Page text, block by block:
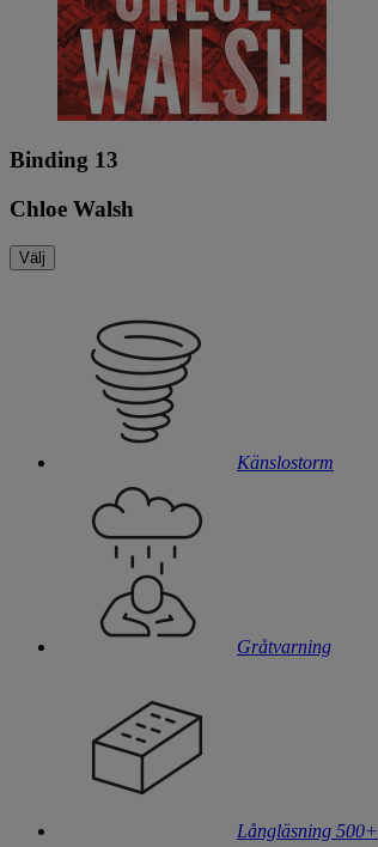
Binding 13
Chloe Walsh
Välj
Känslostorm
Gråtvarning
Långläsning 500+